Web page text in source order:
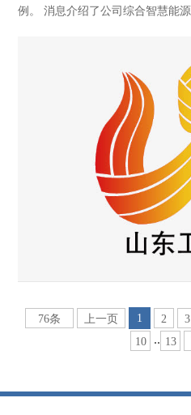
例。 消息介绍了公司综合智慧能源
76条 上一页 1 2 3
10
.. 13